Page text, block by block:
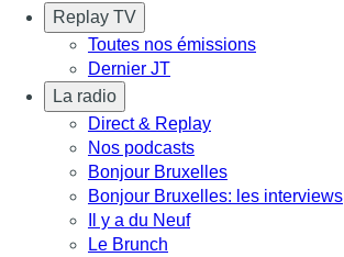
Replay TV
Toutes nos émissions
Dernier JT
La radio
Direct & Replay
Nos podcasts
Bonjour Bruxelles
Bonjour Bruxelles: les interviews
Il y a du Neuf
Le Brunch